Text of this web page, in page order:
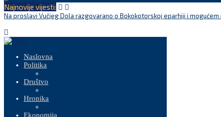
Najnovije vijesti:
Na proslavi Vučjeg Dola razgovarano o Bokokotorskoj eparhiji i mogućem
Naslovna
Politika
Društvo
Hronika
Ekonomija